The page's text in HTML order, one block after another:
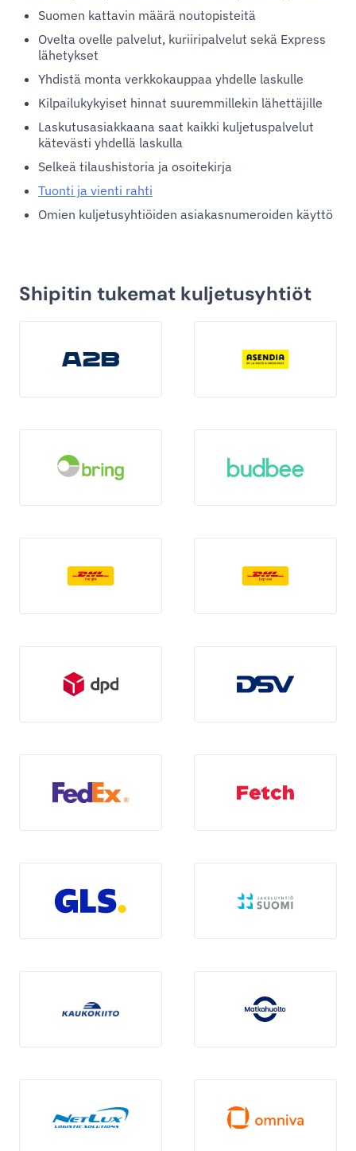
Suomen kattavin määrä noutopisteitä
Ovelta ovelle palvelut, kuriiripalvelut sekä Express
lähetykset
Yhdistä monta verkkokauppaa yhdelle laskulle
Kilpailukykyiset hinnat suuremmillekin lähettäjille
Laskutusasiakkaana saat kaikki kuljetuspalvelut
kätevästi yhdellä laskulla
Selkeä tilaushistoria ja osoitekirja
Tuonti ja vienti rahti
Omien kuljetusyhtiöiden asiakasnumeroiden käyttö
Shipitin tukemat kuljetusyhtiöt